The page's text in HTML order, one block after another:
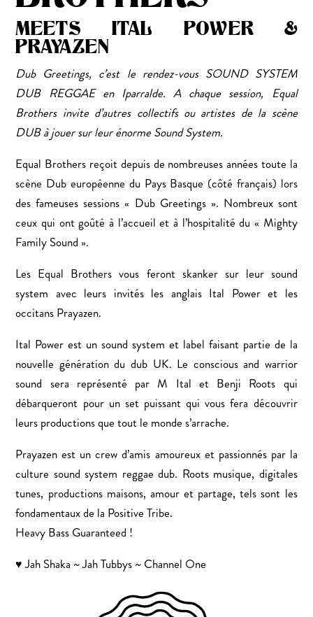
MEETS ITAL POWER &
PRAYAZEN
Dub Greetings, c’est le rendez-vous SOUND SYSTEM
DUB REGGAE en Iparralde. A chaque session, Equal
Brothers invite d’autres collectifs ou artistes de la scène
DUB à jouer sur leur énorme Sound System.
Equal Brothers reçoit depuis de nombreuses années toute la
scène Dub européenne du Pays Basque (côté français) lors
des fameuses sessions « Dub Greetings ». Nombreux sont
ceux qui ont goûté à l’accueil et à l’hospitalité du « Mighty
Family Sound ».
Les Equal Brothers vous feront skanker sur leur sound
system avec leurs invités les anglais Ital Power et les
occitans Prayazen.
Ital Power est un sound system et label faisant partie de la
nouvelle génération du dub UK. Le conscious and warrior
sound sera représenté par M Ital et Benji Roots qui
débarqueront pour un set puissant qui vous fera découvrir
leurs productions que tout le monde s’arrache.
Prayazen est un crew d’amis amoureux et passionnés par la
culture sound system reggae dub. Roots musique, digitales
tunes, productions maisons, amour et partage, tels sont les
fondamentaux de la Positive Tribe.
Heavy Bass Guaranteed !
♥Jah Shaka ~ Jah Tubbys ~ Channel One